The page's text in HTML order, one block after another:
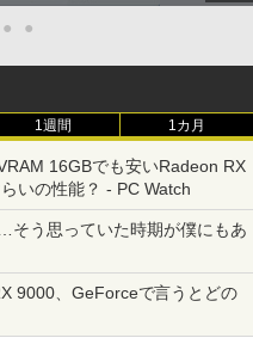
● ●
1週間 1カ月
16GBでも安いRadeon RX
いの性能？ - PC Watch
う思っていた時期が僕にもあ
9000、GeForceで言うとどの